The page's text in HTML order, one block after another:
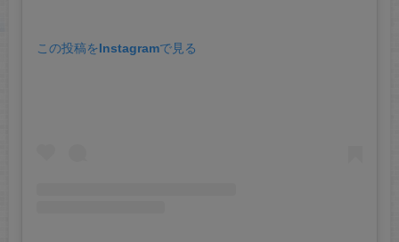
この投稿をInstagramで見る